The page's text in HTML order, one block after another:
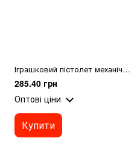
Іграшковий пістолет механічний барабанного типу з м'якими набоями
285.40 грн
Оптові ціни
Купити